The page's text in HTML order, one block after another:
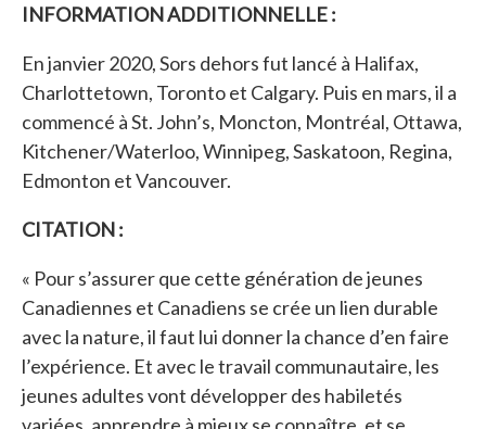
INFORMATION ADDITIONNELLE :
En janvier 2020, Sors dehors fut lancé à Halifax,
Charlottetown, Toronto et Calgary. Puis en mars, il a
commencé à St. John’s, Moncton, Montréal, Ottawa,
Kitchener/Waterloo, Winnipeg, Saskatoon, Regina,
Edmonton et Vancouver.
CITATION :
« Pour s’assurer que cette génération de jeunes
Canadiennes et Canadiens se crée un lien durable
avec la nature, il faut lui donner la chance d’en faire
l’expérience. Et avec le travail communautaire, les
jeunes adultes vont développer des habiletés